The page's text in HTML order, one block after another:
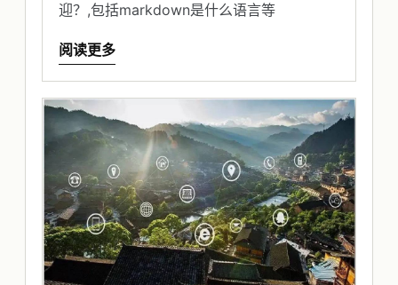
迎？,包括markdown是什么语言等
阅读更多